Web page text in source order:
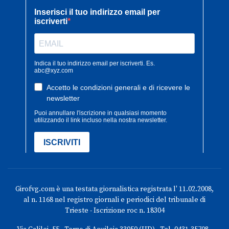
Girofvg.com è una testata giornalistica registrata l' 11.02.2008,
al n. 1168 nel registro giornali e periodici del tribunale di
Trieste - Iscrizione roc n. 18304